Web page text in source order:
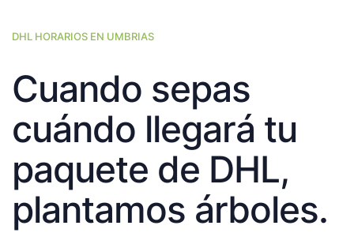
DHL HORARIOS EN UMBRIAS
Cuando sepas
cuándo llegará tu
paquete de DHL,
plantamos árboles.